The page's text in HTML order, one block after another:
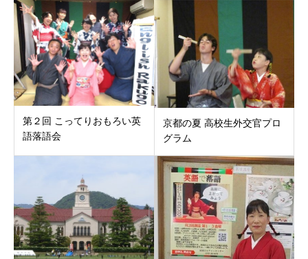
第２回 こってりおもろい英
語落語会
京都の夏 高校生外交官プロ
グラム